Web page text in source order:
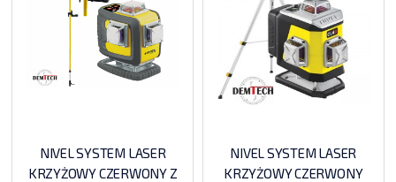
NIVEL SYSTEM LASER
KRZYŻOWY CZERWONY Z
NIVEL SYSTEM LASER
KRZYŻOWY CZERWONY